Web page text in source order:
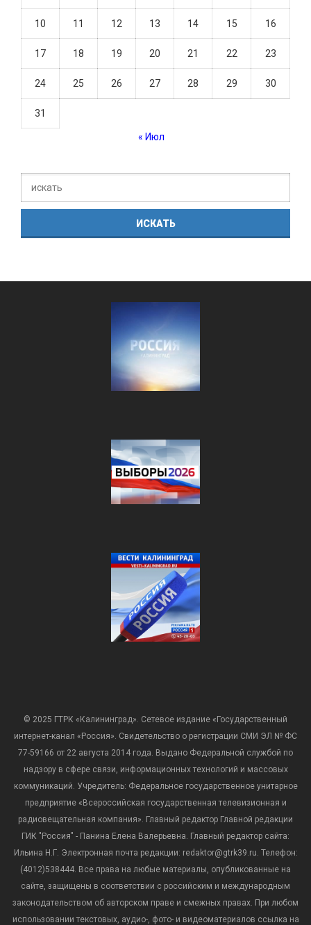
10 11 12 13 14 15 16
17 18 19 20 21 22 23
24 25 26 27 28 29 30
31
« Июл
© 2025 ГТРК «Калининград». Сетевое издание «Государственный
интернет-канал «Россия». Свидетельство о регистрации СМИ ЭЛ № ФС
77-59166 от 22 августа 2014 года. Выдано Федеральной службой по
надзору в сфере связи, информационных технологий и массовых
коммуникаций. Учредитель: Федеральное государственное унитарное
предприятие «Всероссийская государственная телевизионная и
радиовещательная компания». Главный редактор Главной редакции
ГИК "Россия" - Панина Елена Валерьевна. Главный редактор сайта:
Ильина Н.Г. Электронная почта редакции: redaktor@gtrk39.ru. Телефон:
(4012)538444. Все права на любые материалы, опубликованные на
сайте, защищены в соответствии с российским и международным
законодательством об авторском праве и смежных правах. При любом
использовании текстовых, аудио-, фото- и видеоматериалов ссылка на